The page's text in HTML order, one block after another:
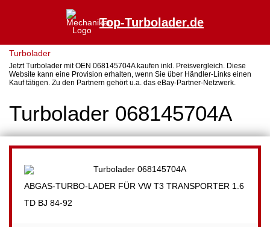
Top-Turbolader.de
Turbolader
Jetzt Turbolader mit OEN 068145704A kaufen inkl. Preisvergleich. Diese
Website kann eine Provision erhalten, wenn Sie über Händler-Links einen
Kauf tätigen. Zu den Partnern gehört u.a. das eBay-Partner-Netzwerk.
Turbolader 068145704A
ABGAS-TURBO-LADER FÜR VW T3 TRANSPORTER 1.6
TD BJ 84-92